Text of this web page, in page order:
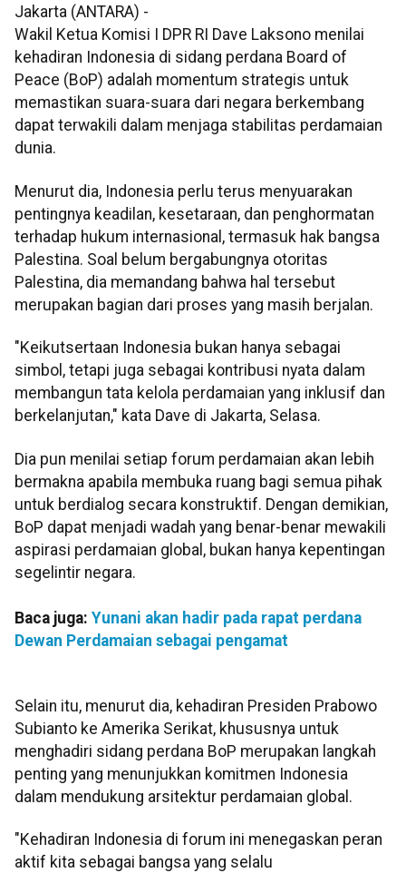
Jakarta (ANTARA) -
Wakil Ketua Komisi I DPR RI Dave Laksono menilai
kehadiran Indonesia di sidang perdana Board of
Peace (BoP) adalah momentum strategis untuk
memastikan suara-suara dari negara berkembang
dapat terwakili dalam menjaga stabilitas perdamaian
dunia.
Menurut dia, Indonesia perlu terus menyuarakan
pentingnya keadilan, kesetaraan, dan penghormatan
terhadap hukum internasional, termasuk hak bangsa
Palestina. Soal belum bergabungnya otoritas
Palestina, dia memandang bahwa hal tersebut
merupakan bagian dari proses yang masih berjalan.
"Keikutsertaan Indonesia bukan hanya sebagai
simbol, tetapi juga sebagai kontribusi nyata dalam
membangun tata kelola perdamaian yang inklusif dan
berkelanjutan," kata Dave di Jakarta, Selasa.
Dia pun menilai setiap forum perdamaian akan lebih
bermakna apabila membuka ruang bagi semua pihak
untuk berdialog secara konstruktif. Dengan demikian,
BoP dapat menjadi wadah yang benar-benar mewakili
aspirasi perdamaian global, bukan hanya kepentingan
segelintir negara.
Baca juga: Yunani akan hadir pada rapat perdana
Dewan Perdamaian sebagai pengamat
Selain itu, menurut dia, kehadiran Presiden Prabowo
Subianto ke Amerika Serikat, khususnya untuk
menghadiri sidang perdana BoP merupakan langkah
penting yang menunjukkan komitmen Indonesia
dalam mendukung arsitektur perdamaian global.
"Kehadiran Indonesia di forum ini menegaskan peran
aktif kita sebagai bangsa yang selalu